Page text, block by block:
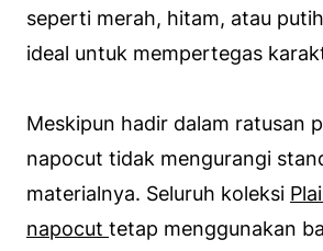
seperti merah, hitam, atau
ideal untuk mempertegas
Meskipun hadir dalam ratusan
napocut tidak mengurangi
materialnya. Seluruh koleksi
napocut tetap menggunakan